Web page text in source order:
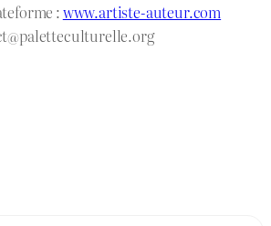
:www.artiste-auteur.com